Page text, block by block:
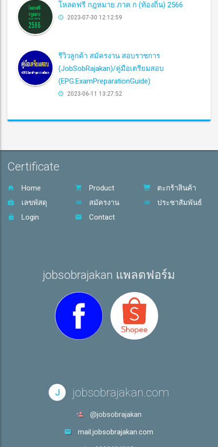
โหลดฟรี กฎหมาย ภาค ก (ท้องถิ่น) 2566
2023-07-30 12:12:59
รีวิวลูกค้า สมัครงาน สอบราชการ
(JobSobRajakan)/คู่มือเตรียมสอบ
(EPG.ExamPreparationGuide)
2023-06-11 13:27:52
Certificate
Home Product
ตะกร้าสินค้า
เลขพัสดุ
สมัครงาน
ประชาสัมพันธ์
Login
Contact
jobsobrajakan แพลตฟอร์ม
J jobsobrajakan.com
@jobsobrajakan
mail.jobsobrajakan.com